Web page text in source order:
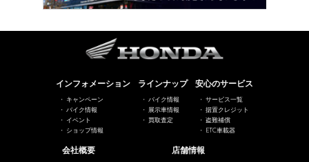
インフォメーション
キャンペーン
バイク情報
イベント
ショップ情報
ラインナップ
バイク情報
展示車情報
買取査定
安心のサービス
サービス一覧
据置クレジット
盗難補償
ETC車載器
会社概要 店舗情報